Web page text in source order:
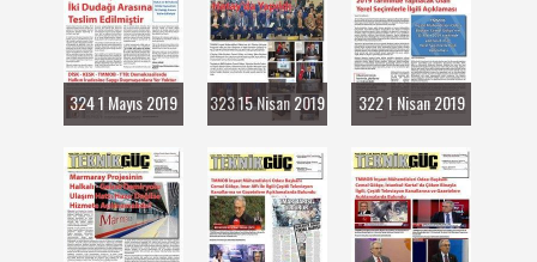
324 1 Mayıs 2019 323 15 Nisan 2019 322 1 Nisan 2019